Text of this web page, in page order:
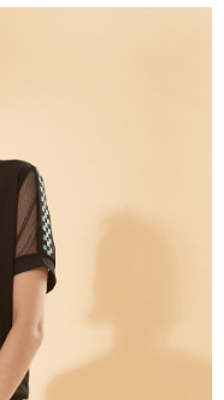
核未通過，訂單將自動取
哥付你分期系統評分，恕無
於每月結算日後寄送繳費提
／台灣大直營門市／銀行轉
下簡稱本公司）所提供，讓
並由商店將買賣／分期付款
單繳交帳款。
係目的，商店將以您的個人
大進項蒐集、處理及利用，
、核對及更正。
oppay.tw/userRule
。
。
跳轉至「AFTEE先享後付」
成結帳。
的連結，可透過四大超商／
交易完成。
若您需要取消訂單，請聯絡
為有效，需透過AFTEE先享
帳頁面顯示為準，若有關於
，請聯繫「AFTEE先享後付
support/home
費